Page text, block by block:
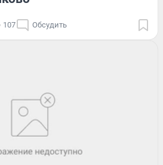
107 Обсудить